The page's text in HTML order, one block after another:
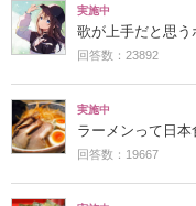
実施中
歌が上手だと思う
回答数：23892
実施中
ラーメンって日本
回答数：19667